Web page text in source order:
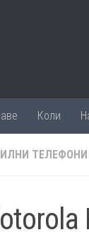
Коли
ТЕЛЕФОНИ